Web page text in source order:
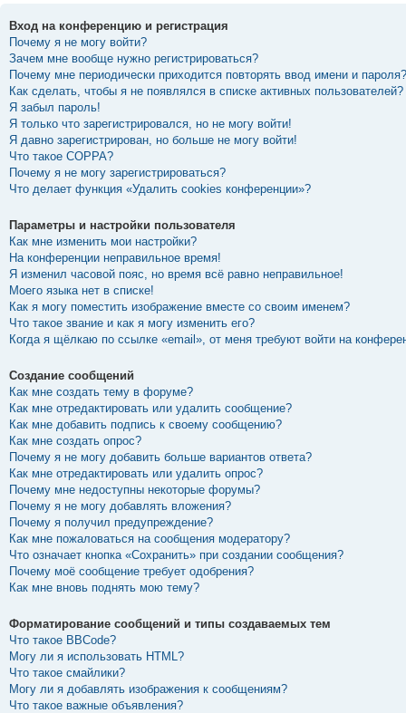
Вход на конференцию и регистрация
Почему я не могу войти?
Зачем мне вообще нужно регистрироваться?
Почему мне периодически приходится повторять ввод имени и пароля?
Как сделать, чтобы я не появлялся в списке активных пользователей?
Я забыл пароль!
Я только что зарегистрировался, но не могу войти!
Я давно зарегистрирован, но больше не могу войти!
Что такое COPPA?
Почему я не могу зарегистрироваться?
Что делает функция «Удалить cookies конференции»?
Параметры и настройки пользователя
Как мне изменить мои настройки?
На конференции неправильное время!
Я изменил часовой пояс, но время всё равно неправильное!
Моего языка нет в списке!
Как я могу поместить изображение вместе со своим именем?
Что такое звание и как я могу изменить его?
Когда я щёлкаю по ссылке «email», от меня требуют войти на
Создание сообщений
Как мне создать тему в форуме?
Как мне отредактировать или удалить сообщение?
Как мне добавить подпись к своему сообщению?
Как мне создать опрос?
Почему я не могу добавить больше вариантов ответа?
Как мне отредактировать или удалить опрос?
Почему мне недоступны некоторые форумы?
Почему я не могу добавлять вложения?
Почему я получил предупреждение?
Как мне пожаловаться на сообщения модератору?
Что означает кнопка «Сохранить» при создании сообщения?
Почему моё сообщение требует одобрения?
Как мне вновь поднять мою тему?
Форматирование сообщений и типы создаваемых тем
Что такое BBCode?
Могу ли я использовать HTML?
Что такое смайлики?
Могу ли я добавлять изображения к сообщениям?
Что такое важные объявления?